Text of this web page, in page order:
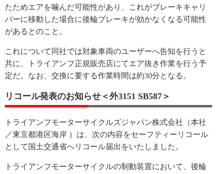
たためエアを噛んだ可能性があり、これがブレーキキャリ
パーに移動した場合に後輪ブレーキが効かなくなる可能性
があるとのこと。
これについて同社では対象車両のユーザーへ告知を行うと
共に、トライアンフ正規販売店にてエア抜き作業を行う予
定だ。なお、交換に要する作業時間は約30分となる。
リコール発表のお知らせ＜外3151 SB587＞
トライアンフモーターサイクルズジャパン株式会社（本社
／東京都港区海岸 ）は、次の内容をセーフティーリコール
として国土交通省へリコール届出をいたしました。
トライアンフモーターサイクルの制動装置において、後輪